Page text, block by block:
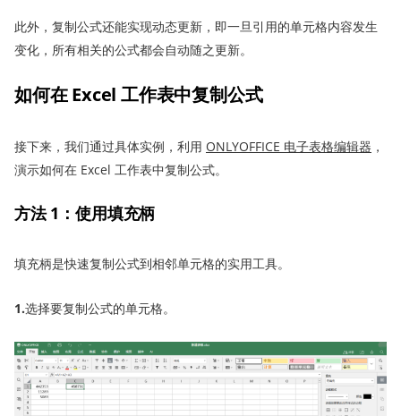
此外，复制公式还能实现动态更新，即一旦引用的单元格内容发生
变化，所有相关的公式都会自动随之更新。
如何在 Excel 工作表中复制公式
接下来，我们通过具体实例，利用 ONLYOFFICE 电子表格编辑器 ，
演示如何在 Excel 工作表中复制公式。
方法 1：使用填充柄
填充柄是快速复制公式到相邻单元格的实用工具。
1.选择要复制公式的单元格。